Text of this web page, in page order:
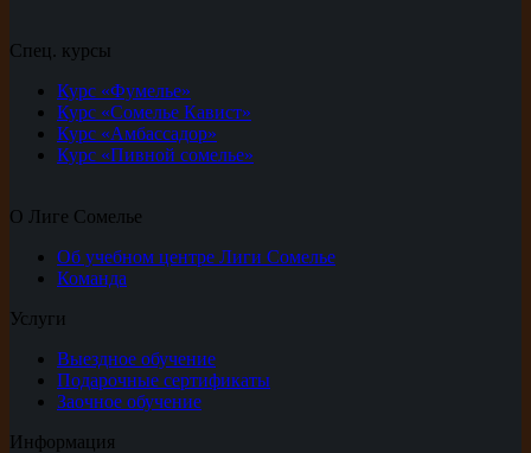
Спец. курсы
Курс «Фумелье»
Курс «Сомелье Кавист»
Курс «Амбассадор»
Курс «Пивной сомелье»
О Лиге Сомелье
Об учебном центре Лиги Сомелье
Команда
Услуги
Выездное обучение
Подарочные сертификаты
Заочное обучение
Информация